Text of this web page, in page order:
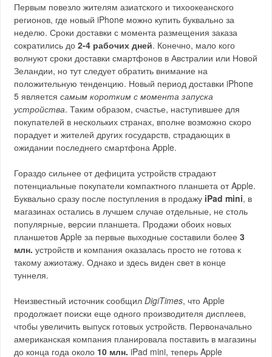
Первым повезло жителям азиатского и тихоокеанского
регионов, где новый iPhone можно купить буквально за
неделю. Сроки доставки с момента размещения заказа
сократились до2-4 рабочих дней. Конечно, мало кого
волнуют сроки доставки смартфонов в Австралии или Новой
Зеландии, но тут следует обратить внимание на
положительную тенденцию. Новый период доставки iPhone
5 являетсясамым коротким с момента запуска
устройства. Таким образом, счастье, наступившее для
покупателей в нескольких странах, вполне возможно скоро
порадует и жителей других государств, страдающих в
ожидании последнего смартфона Apple.
Гораздо сильнее от дефицита устройств страдают
потенциальные покупатели компактного планшета от Apple.
Буквально сразу после поступления в продажу iPad mini, в
магазинах остались в лучшем случае отдельные, не столь
популярные, версии планшета. Продажи обоих новых
планшетов Apple за первые выходные составили более3
млн. устройств и компания оказалась просто не готова к
такому ажиотажу. Однако и здесь виден свет в конце
туннеля.
Неизвестный источник сообщилDigiTimes, что Apple
продолжает поиски еще одного производителя дисплеев,
чтобы увеличить выпуск готовых устройств. Первоначально
американская компания планировала поставить в магазины
до конца года около 10 млн. iPad mini, теперь Apple